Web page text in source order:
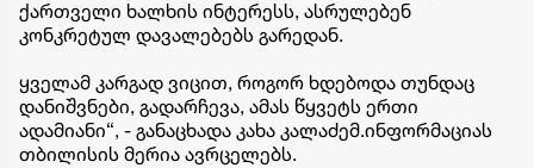
ქართველი ხალხის ინტერესს, ასრულებენ
კონკრეტულ დავალებებს გარედან.
ყველამ კარგად ვიცით, როგორ ხდებოდა თუნდაც
დანიშვნები, გადარჩევა, ამას წყვეტს ერთი
ადამიანი“, - განაცხადა კახა კალაძემ.ინფორმაციას
თბილისის მერია ავრცელებს.